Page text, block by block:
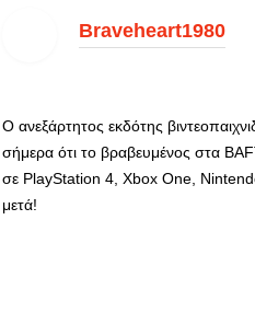
Braveheart1980
O ανεξάρτητος εκδότης
σήμερα ότι το βραβευμένος στα
σε PlayStation 4, Xbox One,
μετά!